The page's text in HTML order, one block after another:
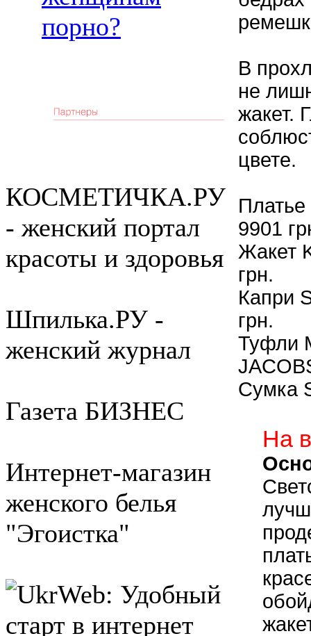
порно?
КОСМЕТИЧКА.РУ
- женский портал
красоты и здоровья
Шпилька.РУ -
женский журнал
Газета БИЗНЕС
Интернет-магазин
женского белья
"Эгоистка"
В
не
жакет.
цвете.
9901
Жакет
грн.
Капри
грн.
Туфли
Сумка
На